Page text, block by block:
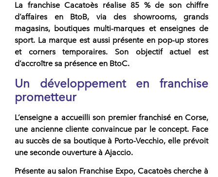
La franchise Cacatoès réalise 85 % de son chiffre
d’affaires en BtoB, via des showrooms, grands
magasins, boutiques multi-marques et enseignes de
sport. La marque est aussi présente en pop-up stores
et corners temporaires. Son objectif actuel est
d’accroître sa présence en BtoC.
Un développement en franchise
prometteur
L’enseigne a accueilli son premier franchisé en Corse,
une ancienne cliente convaincue par le concept. Face
au succès de sa boutique à Porto-Vecchio, elle prévoit
une seconde ouverture à Ajaccio.
Présente au salon Franchise Expo, Cacatoès cherche à